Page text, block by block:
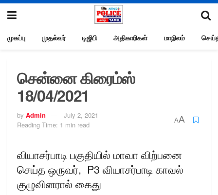
முகப்பு முதல்வர் டிஜிபி அதிகாரிகள் மாநிலம்
சென்னை கிரைம்ஸ்
18/04/2021
by Admin
July 2, 2021
Reading Time: 1 min read
AA
வியாசர்பாடி பகுதியில் மாவா விற்பனை
செய்த ஒருவர், P3 வியாசர்பாடி காவல்
குழுவினரால் கைது